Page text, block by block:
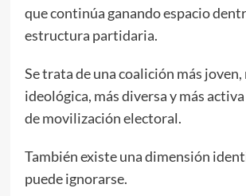
que continúa ganando espacio
estructura partidaria.
Se trata de una coalición más joven,
ideológica, más diversa y más
de movilización electoral.
También existe una dimensión
puede ignorarse.